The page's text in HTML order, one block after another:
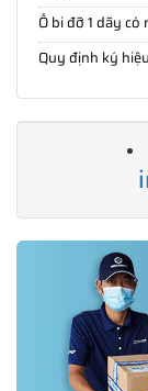
Ổ bi đỡ 1 dãy
Quy định ký